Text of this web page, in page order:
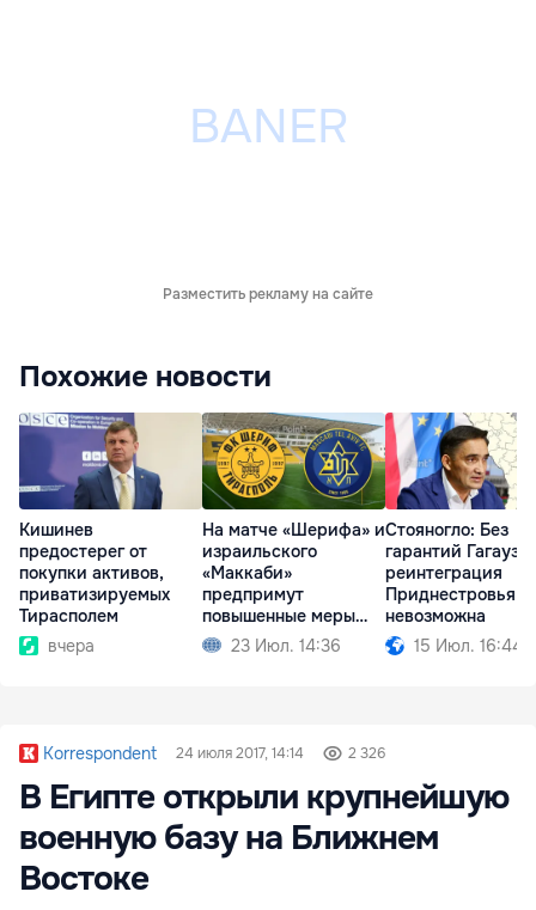
Разместить рекламу на сайте
Похожие новости
Кишинев
предостерег от
покупки активов,
приватизируемых
Тирасполем
вчера
На матче «Шерифа» и
израильского
«Маккаби»
предпримут
повышенные меры
безопасности
23 Июл. 14:36
Стояногло: Без
гарантий
реинтеграция
Приднестровья
невозможна
15 Июл. 16:44
Korrespondent 24 июля 2017, 14:14 2 326
В Египте открыли крупнейшую
военную базу на Ближнем
Востоке